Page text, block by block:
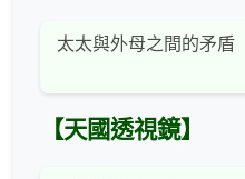
太太與外母之間的矛盾
【天國透視鏡】